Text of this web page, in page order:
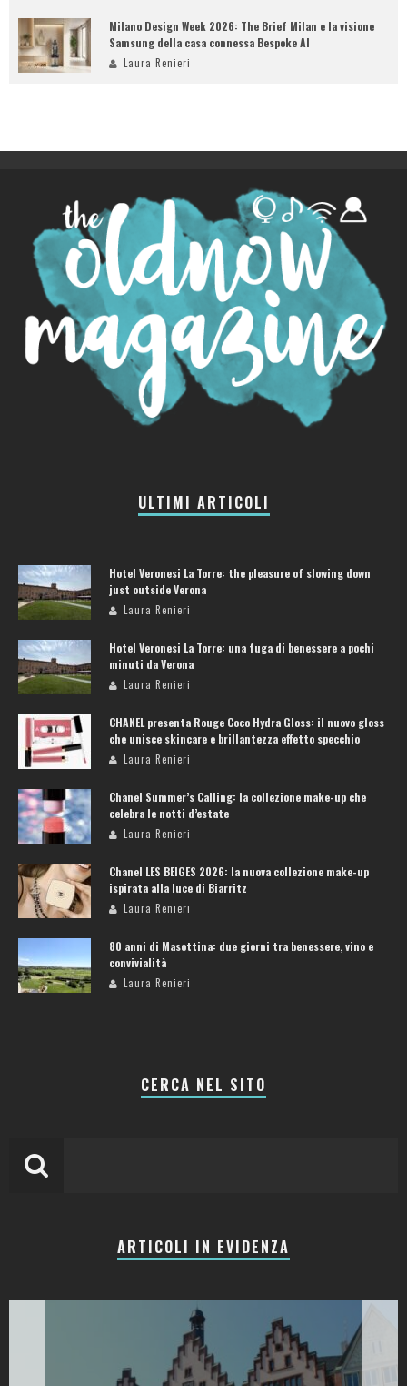
Milano Design Week 2026: The Brief Milan e la visione
Samsung della casa connessa Bespoke AI
Laura Renieri
ULTIMI ARTICOLI
Hotel Veronesi La Torre: the pleasure of slowing down
just outside Verona
Laura Renieri
Hotel Veronesi La Torre: una fuga di benessere a pochi
minuti da Verona
Laura Renieri
CHANEL presenta Rouge Coco Hydra Gloss: il nuovo gloss
che unisce skincare e brillantezza effetto specchio
Laura Renieri
Chanel Summer’s Calling: la collezione make-up che
celebra le notti d’estate
Laura Renieri
Chanel LES BEIGES 2026: la nuova collezione make-up
ispirata alla luce di Biarritz
Laura Renieri
80 anni di Masottina: due giorni tra benessere, vino e
convivialità
Laura Renieri
CERCA NEL SITO
ARTICOLI IN EVIDENZA